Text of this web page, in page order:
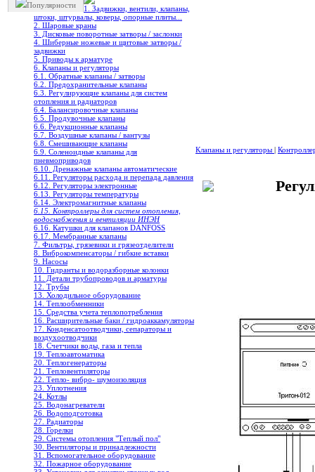
Популярности
1. Задвижки, вентили, клапаны,
штоки, штурвалы, коверы, опорные плиты...
2. Шаровые краны
3. Дисковые поворотные затворы / заслонки
4. Шиберные ножевые и щитовые затворы /
задвижки
5. Приводы к арматуре
6. Клапаны и регуляторы
6.1. Обратные клапаны / затворы
6.2. Предохранительные клапаны
6.3. Регулирующие клапаны для систем
отопления и радиаторов
6.4. Балансировочные клапаны
6.5. Продувочные клапаны
6.6. Редукционные клапаны
6.7. Воздушные клапаны / вантузы
6.8. Смешивающие клапаны
6.9. Соленоидные клапаны для
пневмоприводов
6.10. Дренажные клапаны автоматические
6.11. Регуляторы расхода и перепада давления
6.12. Регуляторы электронные
6.13. Регуляторы температуры
6.14. Электромагнитные клапаны
6.15. Контроллеры для систем отопления,
водоснабжения и вентиляции ИНЭН
6.16. Катушки для клапанов DANFOSS
6.17. Мембранные клапаны
7. Фильтры, грязевики и грязеотделители
8. Виброкомпенсаторы / гибкие вставки
9. Насосы
10. Гидранты и водоразборные колонки
11. Детали трубопроводов и арматуры
12. Трубы
13. Холодильное oборудование
14. Теплообменники
15. Средства учета теплопотребления
16. Расширительные баки / гидроаккамуляторы
17. Конденсатоотводчики, сепараторы и
воздухоотводчики
18. Счетчики воды, газа и тепла
19. Теплоавтоматика
20. Теплогенераторы
21. Тепловентиляторы
22. Тепло- вибро- шумоизоляция
23. Уплотнения
24. Котлы
25. Водонагреватели
26. Водоподготовка
27. Радиаторы
28. Горелки
29. Системы отопления "Теплый пол"
30. Вентиляторы и принадлежности
31. Вспомогательное оборудование
32. Пожарное оборудование
Клапаны и регуляторы |